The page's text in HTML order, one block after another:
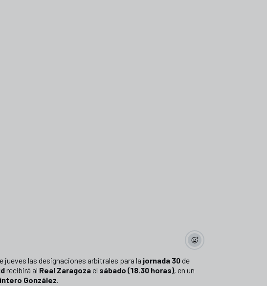
jueves las designaciones arbitrales para la jornada 30de
recibirá al Real Zaragozael sábado (18.30 horas), en un
González.